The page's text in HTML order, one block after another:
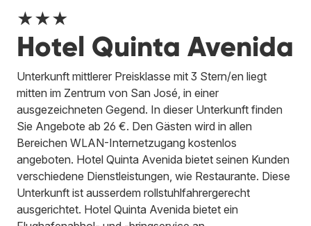
★★★
Hotel Quinta Avenida
Unterkunft mittlerer Preisklasse mit 3 Stern/en liegt
mitten im Zentrum von San José, in einer
ausgezeichneten Gegend. In dieser Unterkunft finden
Sie Angebote ab 26 €. Den Gästen wird in allen
Bereichen WLAN-Internetzugang kostenlos
angeboten. Hotel Quinta Avenida bietet seinen Kunden
verschiedene Dienstleistungen, wie Restaurante. Diese
Unterkunft ist ausserdem rollstuhlfahrergerecht
ausgerichtet. Hotel Quinta Avenida bietet ein